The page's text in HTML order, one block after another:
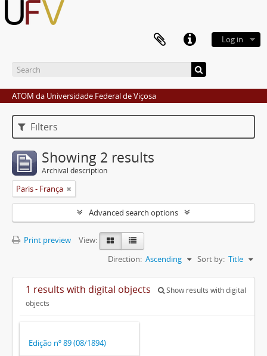
Log in
ATOM da Universidade Federal de Viçosa
Filters
Showing 2 results
Archival description
Paris - França
Advanced search options
Print preview
View:
Sort by: Title
Direction: Ascending
1 results with digital objects
Show results with digital
objects
Edição nº 89 (08/1894)